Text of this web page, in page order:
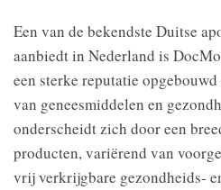
Een van de bekendste Duitse
aanbiedt in Nederland is
een sterke reputatie
van geneesmiddelen en
onderscheidt zich door een
producten, variërend van
vrij verkrijgbare gezondheids-